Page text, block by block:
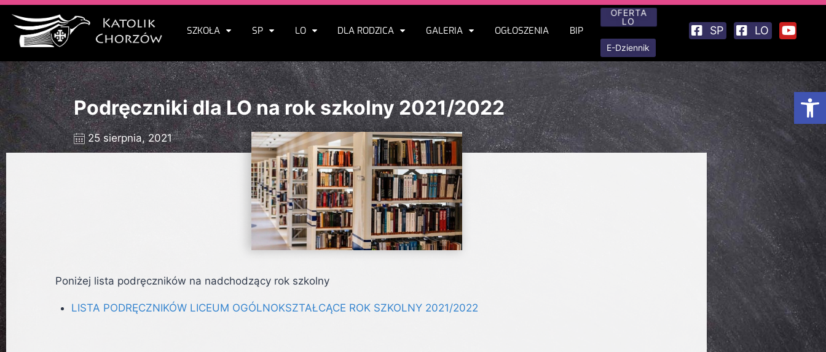
SZKOŁA SP LO DLA RODZICA GALERIA OGŁOSZENIA BIP
OFERTA
LO
E-Dziennik
SP LO
Podręczniki dla LO na rok szkolny 2021/2022
25 sierpnia, 2021
Poniżej lista podręczników na nadchodzący rok szkolny
LISTA PODRĘCZNIKÓW LICEUM OGÓLNOKSZTAŁCĄCE ROK SZKOLNY 2021/2022